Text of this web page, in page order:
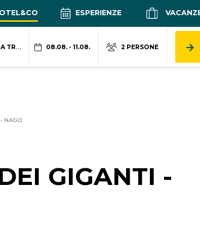
ESPERIENZE
TRENTINO 08.08. - 11.08. 2 PERSONE
NAGO
GIGANTI -